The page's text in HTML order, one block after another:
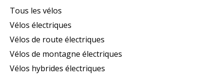
Tous les vélos
Vélos électriques
Vélos de route électriques
Vélos de montagne électriques
Vélos hybrides électriques